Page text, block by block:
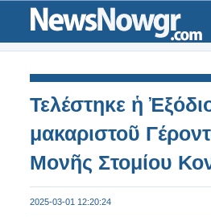
Τελέστηκε ἡ
μακαριστοῦ
Μονῆς Στομίου
2025-03-01 12:20:24